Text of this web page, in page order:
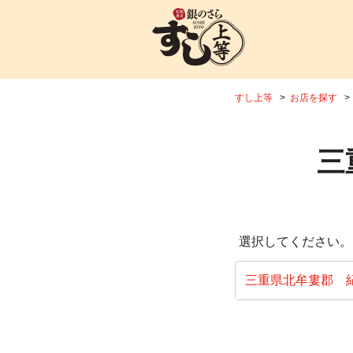
すし上等 お店を探す
選択してください。
三重県北牟婁郡